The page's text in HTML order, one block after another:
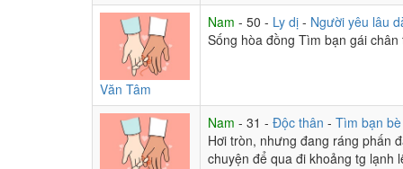
17:48 Nhật Hạ: bủi chìu mát mẻ
17:47 Nhật Hạ
Nhật Hạ
17:46 Nhật Hạ Yêu cho biết sao đêm dài
Văn Tâm
Nam - 50 - Ly dị - Người yêu lâu
Sống hòa đồng Tìm bạn gái
Nam - 31 - Độc thân - Tìm bạn
Hơi tròn, nhưng đang ráng phấn
chuyện để qua đi khoảng tg lạnh